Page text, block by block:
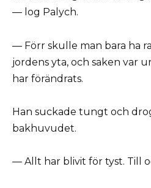
— log Palych.
— Förr skulle man bara ha
jordens yta, och saken var
har förändrats.
Han suckade tungt och
bakhuvudet.
— Allt har blivit för tyst. Till